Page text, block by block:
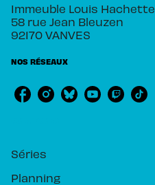
Immeuble Louis Hachette
58 rue Jean Bleuzen
92170 VANVES
NOS RÉSEAUX
Séries
Planning